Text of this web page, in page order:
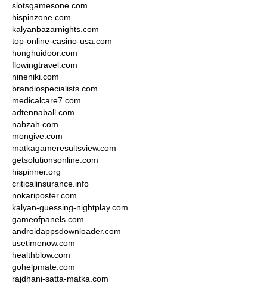
slotsgamesone.com
hispinzone.com
kalyanbazarnights.com
top-online-casino-usa.com
honghuidoor.com
flowingtravel.com
nineniki.com
brandiospecialists.com
medicalcare7.com
adtennaball.com
nabzah.com
mongive.com
matkagameresultsview.com
getsolutionsonline.com
hispinner.org
criticalinsurance.info
nokariposter.com
kalyan-guessing-nightplay.com
gameofpanels.com
androidappsdownloader.com
usetimenow.com
healthblow.com
gohelpmate.com
rajdhani-satta-matka.com